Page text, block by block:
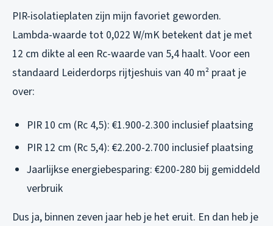
PIR-isolatieplaten zijn mijn favoriet geworden.
Lambda-waarde tot 0,022 W/mK betekent dat je met
12 cm dikte al een Rc-waarde van 5,4 haalt. Voor een
standaard Leiderdorps rijtjeshuis van 40 m² praat je
over:
PIR 10 cm (Rc 4,5): €1.900-2.300 inclusief plaatsing
PIR 12 cm (Rc 5,4): €2.200-2.700 inclusief plaatsing
Jaarlijkse energiebesparing: €200-280 bij gemiddeld
verbruik
Dus ja, binnen zeven jaar heb je het eruit. En dan heb je